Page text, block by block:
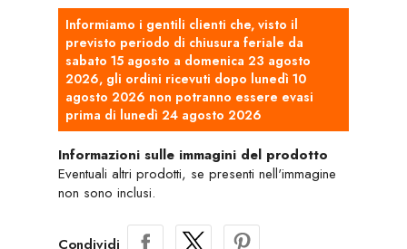
Informiamo i gentili clienti che, visto il
previsto periodo di chiusura feriale da
sabato 15 agosto a domenica 23 agosto
2026, gli ordini ricevuti dopo lunedì 10
agosto 2026 non potranno essere evasi
prima di lunedì 24 agosto 2026
Informazioni sulle immagini del prodotto
Eventuali altri prodotti, se presenti nell'immagine
non sono inclusi.
Condividi